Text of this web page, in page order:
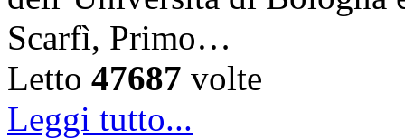
Scarfì, Primo…
Letto 47687 volte
Leggi tutto...